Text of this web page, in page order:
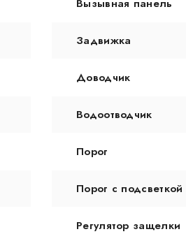
Вызывная панель
Задвижка
Доводчик
Водоотводчик
Порог
Порог с подсветкой
Регулятор защелки